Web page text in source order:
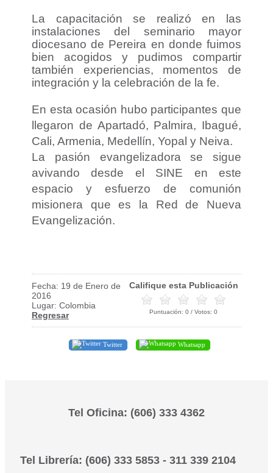
La capacitación se realizó en las
instalaciones del seminario mayor
diocesano de Pereira en donde fuimos
bien acogidos y pudimos compartir
también experiencias, momentos de
integración y la celebración de la fe.
En esta ocasión hubo participantes que
llegaron de Apartadó, Palmira, Ibagué,
Cali, Armenia, Medellín, Yopal y Neiva.
La pasión evangelizadora se sigue
avivando desde el SINE en este
espacio y esfuerzo de comunión
misionera que es la Red de Nueva
Evangelización.
Fecha: 19 de Enero de
2016
Lugar: Colombia
Regresar
Califique esta Publicación
Puntuación: 0 / Votos: 0
Twitter Whatsapp
Tel Oficina: (606) 333 4362
Tel Librería: (606) 333 5853 - 311 339 2104